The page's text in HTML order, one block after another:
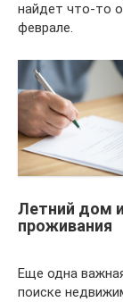
найдет что-то
феврале.
Летний дом
проживания
Еще одна
поиске